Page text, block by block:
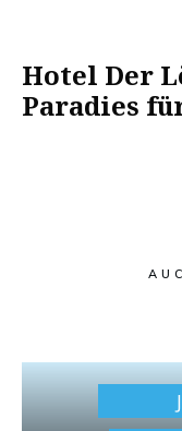
Hotel Der
Paradies